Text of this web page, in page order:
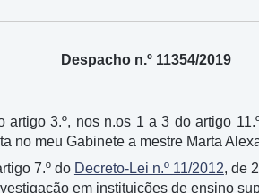
Despacho n.º 11354/2019
3.º, nos n.os 1 a 3 do artigo
no meu Gabinete a mestre Marta
7.º do Decreto-Lei n.º 11/2012, de
em instituições de ensino